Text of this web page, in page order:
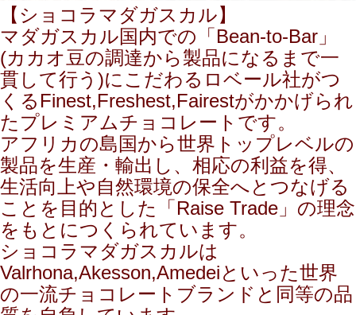
【ショコラマダガスカル】
マダガスカル国内での「Bean-to-Bar」
(カカオ豆の調達から製品になるまで一
貫して行う)にこだわるロベール社がつ
くるFinest,Freshest,Fairestがかかげられ
たプレミアムチョコレートです。
アフリカの島国から世界トップレベルの
製品を生産・輸出し、相応の利益を得、
生活向上や自然環境の保全へとつなげる
ことを目的とした「Raise Trade」の理念
をもとにつくられています。
ショコラマダガスカルは
Valrhona,Akesson,Amedeiといった世界
の一流チョコレートブランドと同等の品